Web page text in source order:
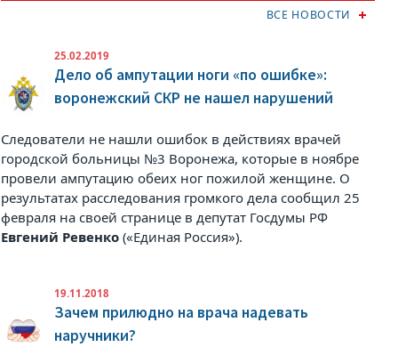
ВСЕ НОВОСТИ
25.02.2019
Дело об ампутации ноги «по ошибке»:
воронежский СКР не нашел нарушений
Следователи не нашли ошибок в действиях врачей
городской больницы №3 Воронежа, которые в ноябре
провели ампутацию обеих ног пожилой женщине. О
результатах расследования громкого дела сообщил 25
февраля на своей странице в депутат Госдумы РФ
Евгений Ревенко («Единая Россия»).
19.11.2018
Зачем прилюдно на врача надевать
наручники?